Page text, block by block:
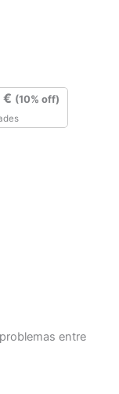
€ (10% off)
entre